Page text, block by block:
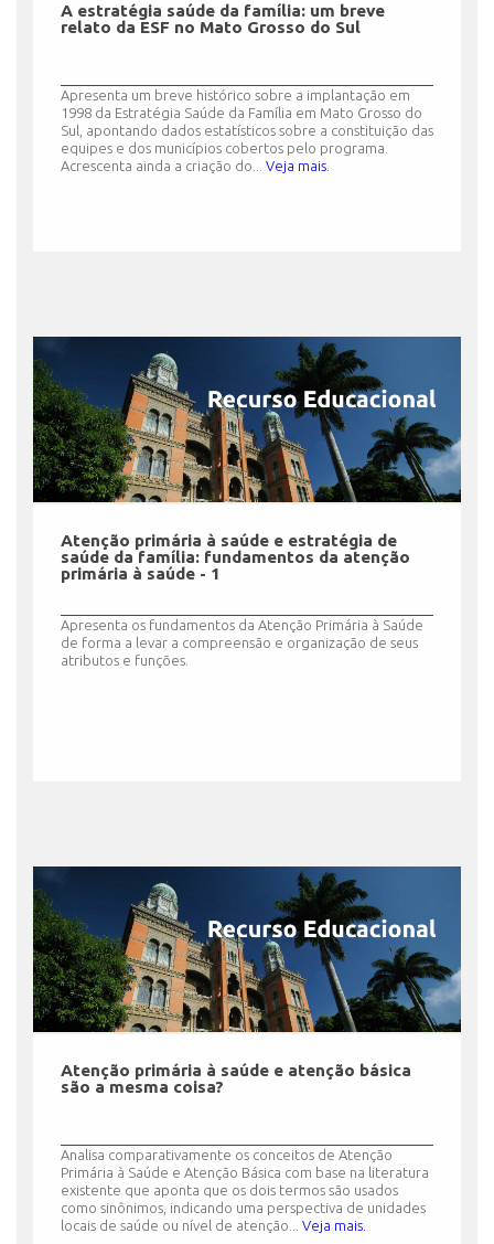
A estratégia saúde da família: um breve
relato da ESF no Mato Grosso do Sul
Apresenta um breve histórico sobre a implantação em
1998 da Estratégia Saúde da Família em Mato Grosso do
Sul, apontando dados estatísticos sobre a constituição das
equipes e dos municípios cobertos pelo programa.
Acrescenta ainda a criação do... Veja mais.
Atenção primária à saúde e estratégia de
saúde da família: fundamentos da atenção
primária à saúde - 1
Apresenta os fundamentos da Atenção Primária à Saúde
de forma a levar a compreensão e organização de seus
atributos e funções.
Atenção primária à saúde e atenção básica
são a mesma coisa?
Analisa comparativamente os conceitos de Atenção
Primária à Saúde e Atenção Básica com base na literatura
existente que aponta que os dois termos são usados
como sinônimos, indicando uma perspectiva de unidades
locais de saúde ou nível de atenção... Veja mais.